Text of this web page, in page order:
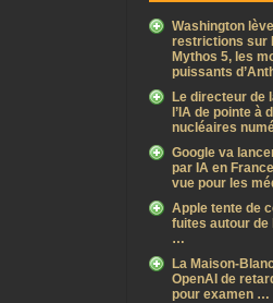
Washington
restrictions sur
Mythos 5, les
puissants
Le directeur de
l’IA de pointe à
nucléaires
Google va
par IA en
vue pour les
Apple tente de
fuites autour de
…
La Maison-
OpenAI de
pour examen …